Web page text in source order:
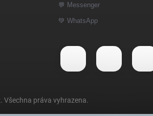
💬 Messenger
💚 WhatsApp
. Všechna práva vyhrazena.